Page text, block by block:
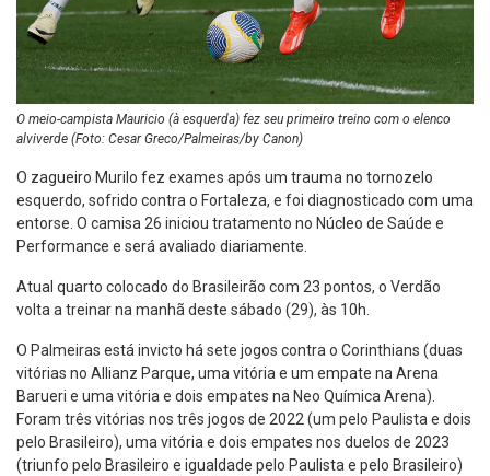
O meio-campista Mauricio (à esquerda) fez seu primeiro treino com o elenco
alviverde (Foto: Cesar Greco/Palmeiras/by Canon)
O zagueiro Murilo fez exames após um trauma no tornozelo
esquerdo, sofrido contra o Fortaleza, e foi diagnosticado com uma
entorse. O camisa 26 iniciou tratamento no Núcleo de Saúde e
Performance e será avaliado diariamente.
Atual quarto colocado do Brasileirão com 23 pontos, o Verdão
volta a treinar na manhã deste sábado (29), às 10h.
O Palmeiras está invicto há sete jogos contra o Corinthians (duas
vitórias no Allianz Parque, uma vitória e um empate na Arena
Barueri e uma vitória e dois empates na Neo Química Arena).
Foram três vitórias nos três jogos de 2022 (um pelo Paulista e dois
pelo Brasileiro), uma vitória e dois empates nos duelos de 2023
(triunfo pelo Brasileiro e igualdade pelo Paulista e pelo Brasileiro)